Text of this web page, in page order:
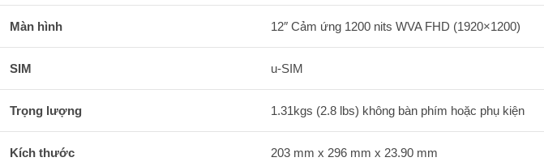
Màn hình 12″ Cảm ứng 1200 nits WVA FHD (1920×1200)
SIM u-SIM
Trọng lượng 1.31kgs (2.8 lbs) không bàn phím hoặc phụ kiện
Kích thước 203 mm x 296 mm x 23.90 mm